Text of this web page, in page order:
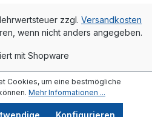
zzgl. Versandkosten
wenn nicht anders angegeben.
mit Shopware
Cookies, um eine bestmögliche
Mehr Informationen ...
Konfigurieren